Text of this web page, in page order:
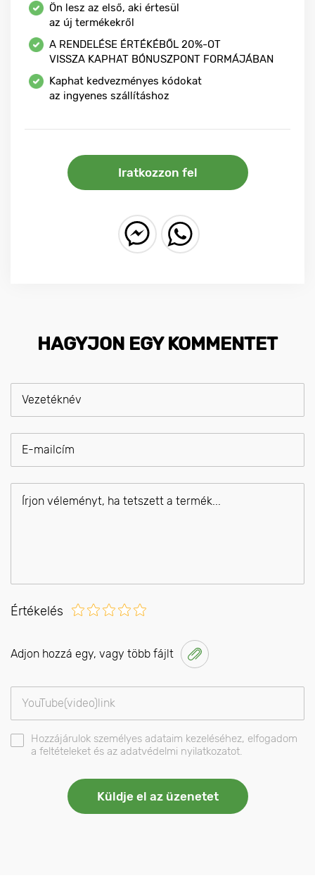
Ön lesz az első, aki értesül
az új termékekről
A RENDELÉSE ÉRTÉKÉBŐL 20%-OT
VISSZA KAPHAT BÓNUSZPONT FORMÁJÁBAN
Kaphat kedvezményes kódokat
az ingyenes szállításhoz
Iratkozzon fel
HAGYJON EGY KOMMENTET
Értékelés
Adjon hozzá egy, vagy több fájlt
Hozzájárulok személyes adataim kezeléséhez, elfogadom
a feltételeket és az adatvédelmi nyilatkozatot.